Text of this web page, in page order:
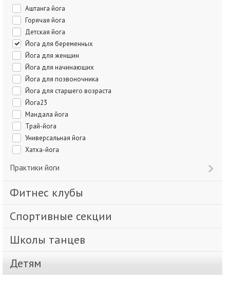
Аштанга йога
Горячая йога
Детская йога
Йога для беременных
Йога для женщин
Йога для начинающих
Йога для позвоночника
Йога для старшего возраста
Йога23
Мандала йога
Трай-йога
Универсальная йога
Хатха-йога
Практики йоги
Фитнес клубы
Спортивные секции
Школы танцев
Детям